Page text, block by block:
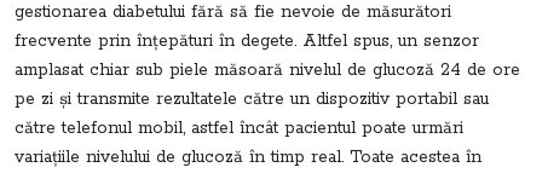
gestionarea diabetului fără să fie nevoie de măsurători
frecvente prin înțepături în degete. Altfel spus, un senzor
amplasat chiar sub piele măsoară nivelul de glucoză 24 de ore
pe zi și transmite rezultatele către un dispozitiv portabil sau
către telefonul mobil, astfel încât pacientul poate urmări
variațiile nivelului de glucoză în timp real. Toate acestea în